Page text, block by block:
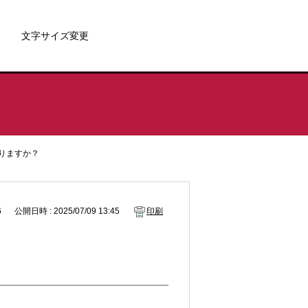
文字サイズ変更
ますか？
公開日時 : 2025/07/09 13:45 印刷